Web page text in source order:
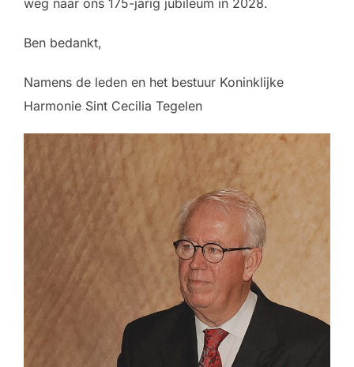
Ben bedankt,
Namens de leden en het bestuur Koninklijke
Harmonie Sint Cecilia Tegelen